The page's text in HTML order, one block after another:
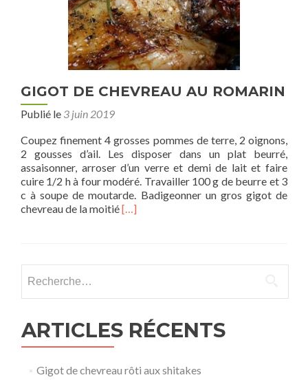
GIGOT DE CHEVREAU AU ROMARIN
Publié le 3 juin 2019
Coupez finement 4 grosses pommes de terre, 2 oignons,
2 gousses d’ail. Les disposer dans un plat beurré,
assaisonner, arroser d’un verre et demi de lait et faire
cuire 1/2 h à four modéré. Travailler 100 g de beurre et 3
c à soupe de moutarde. Badigeonner un gros gigot de
chevreau de la moitiéEn
GIGOT
ROMARIN
[…]
ARTICLES RÉCENTS
Gigot de chevreau rôti aux shitakes